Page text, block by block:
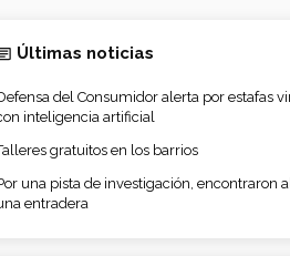
Últimas noticias
del Consumidor alerta por estafas
inteligencia artificial
gratuitos en los barrios
una pista de investigación, encontraron
entradera